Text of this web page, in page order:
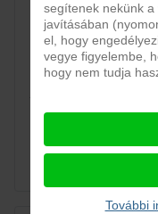
segítenek nekünk
javításában
el, hogy
vegye figyelembe,
hogy nem tudja
További